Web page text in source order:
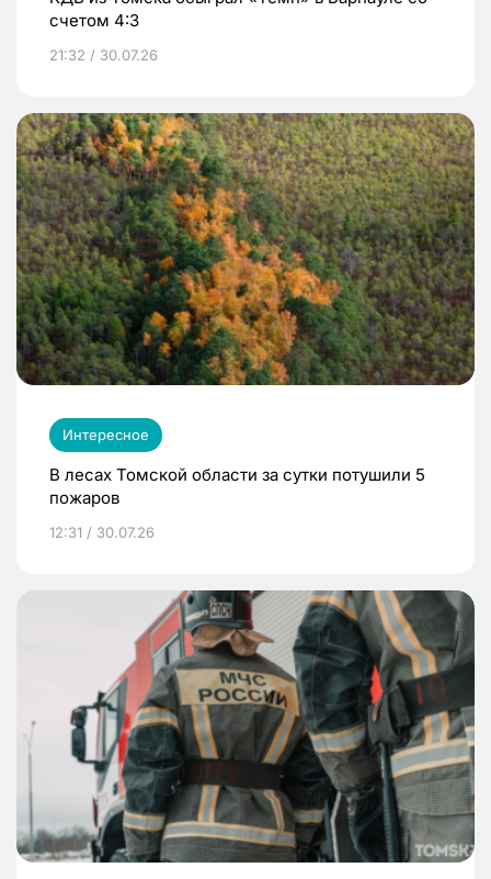
счетом 4:3
21:32 / 30.07.26
Интересное
В лесах Томской области за сутки потушили 5
пожаров
12:31 / 30.07.26